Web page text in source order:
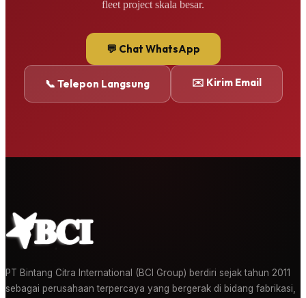
fleet project skala besar.
💬 Chat WhatsApp
📞 Telepon Langsung ✉️ Kirim Email
PT Bintang Citra International (BCI Group) berdiri sejak tahun 2011
sebagai perusahaan terpercaya yang bergerak di bidang fabrikasi,